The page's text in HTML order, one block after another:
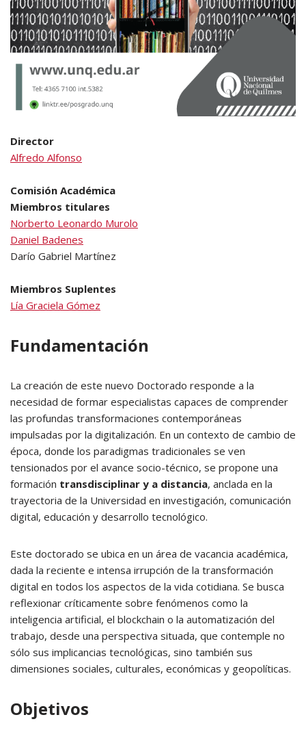
Director
Alfredo Alfonso
Comisión Académica
Miembros titulares
Norberto Leonardo Murolo
Daniel Badenes
Darío Gabriel Martínez
Miembros Suplentes
Lía Graciela Gómez
Fundamentación
La creación de este nuevo Doctorado responde a la
necesidad de formar especialistas capaces de comprender
las profundas transformaciones contemporáneas
impulsadas por la digitalización. En un contexto de cambio de
época, donde los paradigmas tradicionales se ven
tensionados por el avance socio-técnico, se propone una
formación transdisciplinar y a distancia, anclada en la
trayectoria de la Universidad en investigación, comunicación
digital, educación y desarrollo tecnológico.
Este doctorado se ubica en un área de vacancia académica,
dada la reciente e intensa irrupción de la transformación
digital en todos los aspectos de la vida cotidiana. Se busca
reflexionar críticamente sobre fenómenos como la
inteligencia artificial, el blockchain o la automatización del
trabajo, desde una perspectiva situada, que contemple no
sólo sus implicancias tecnológicas, sino también sus
dimensiones sociales, culturales, económicas y geopolíticas.
Objetivos